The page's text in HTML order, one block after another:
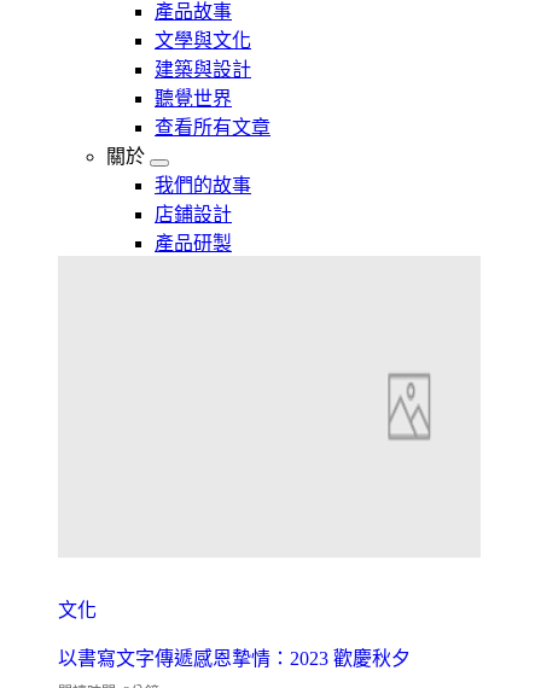
產品故事
文學與文化
建築與設計
聽覺世界
查看所有文章
關於
我們的故事
店鋪設計
產品研製
文化
以書寫文字傳遞感恩摯情：2023 歡慶秋夕